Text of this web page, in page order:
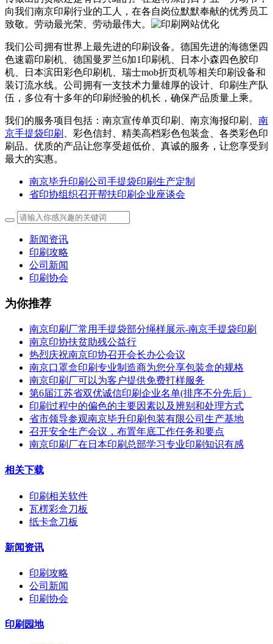
向我们南京印刷行业的工人，在各自岗位默默奉献的优秀员工
致敬。劳动最光荣、劳动最伟大。
我们公司拥有世界上最先进的印刷设备。德国先进的海德堡四
色速霸印刷机、德国曼罗兰6加1印刷机、日本小森四色胶印
机、日本滨田彩色印刷机、瑞士mob折页机等相关印刷设备和
装订流水线。公司拥有一支技术力量雄厚的设计、印刷生产队
伍，多位有十多年的印刷经验的机长，确保产品质量上乘。
我们的服务项目包括：南京宣传单页印刷、南京海报印刷、 南
京手提袋印刷
、彩色信封、精美高档彩色包装盒、各类彩色印
刷品。优质的产品让您享受超低价、真诚的服务，让您享受到
最大的实惠。
南京毕升印刷公司手提袋印刷生产定制
省印协组织召开帮扶印刷企业座谈会
新闻资讯
印刷攻略
公司新闻
印刷协会
为你推荐
南京印刷厂常用手提袋部分绳样展示-南京手提袋印刷
南京印协扶贫助残公益行
热烈庆祝南京印协召开会长办公会议
南京口罩盒印刷专业制造商为您分享包装盒的规格
南京印刷厂可以为客户提供免费打样服务
第6届江苏省双优诚信印刷企业名单(排序不分先后）
印刷过程中的偏色的主要因素以及辨别和处理方式
省市领导参观南京毕升印刷包装有限公司生产基地
召开安全生产会议，布置年底工作任务和要点
南京印刷厂在日本印刷总部学习专业印刷知识有感
相关下载
印刷相关软件
瓦楞彩盒刀板
纸卡盒刀板
新闻资讯
印刷攻略
公司新闻
印刷协会
印刷园地